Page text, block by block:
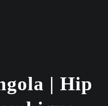
| Hip